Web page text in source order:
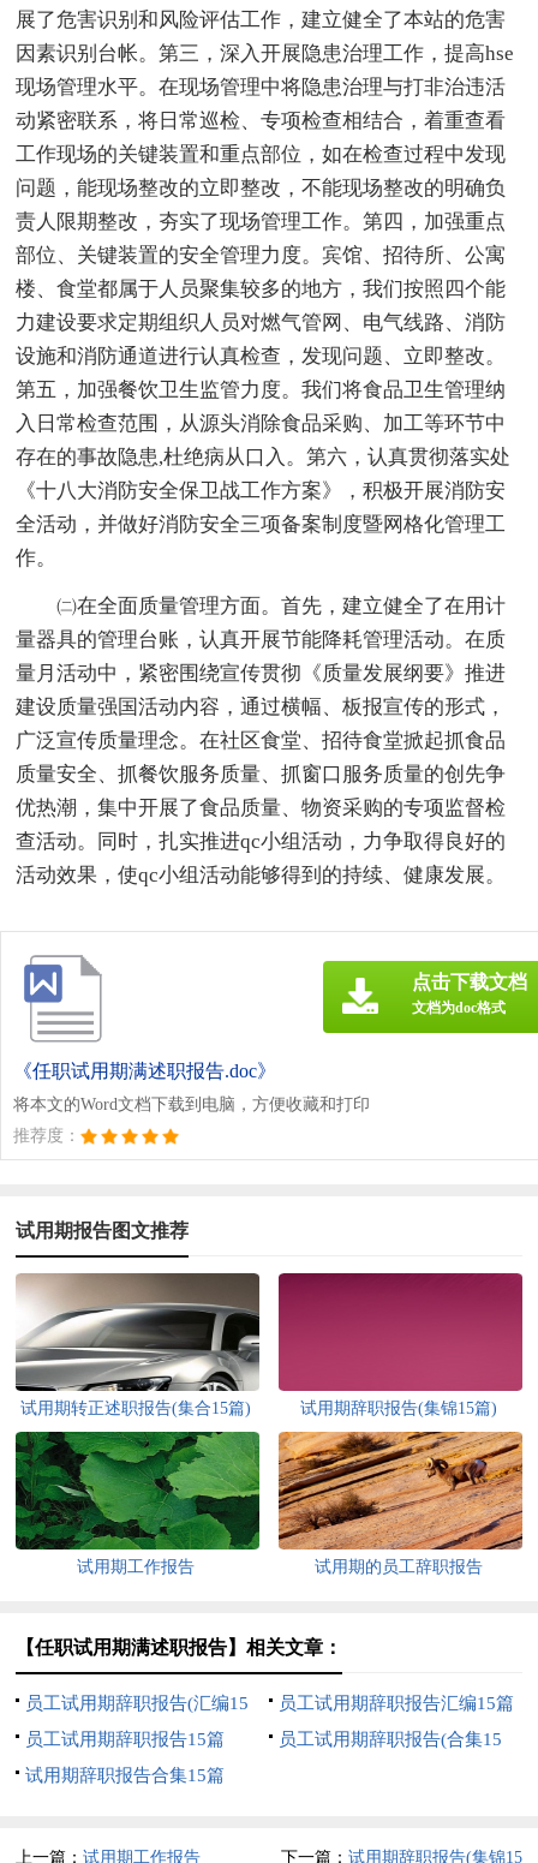
展了危害识别和风险评估工作，建立健全了本站的危害
因素识别台帐。第三，深入开展隐患治理工作，提高hse
现场管理水平。在现场管理中将隐患治理与打非治违活
动紧密联系，将日常巡检、专项检查相结合，着重查看
工作现场的关键装置和重点部位，如在检查过程中发现
问题，能现场整改的立即整改，不能现场整改的明确负
责人限期整改，夯实了现场管理工作。第四，加强重点
部位、关键装置的安全管理力度。宾馆、招待所、公寓
楼、食堂都属于人员聚集较多的地方，我们按照四个能
力建设要求定期组织人员对燃气管网、电气线路、消防
设施和消防通道进行认真检查，发现问题、立即整改。
第五，加强餐饮卫生监管力度。我们将食品卫生管理纳
入日常检查范围，从源头消除食品采购、加工等环节中
存在的事故隐患,杜绝病从口入。第六，认真贯彻落实处
《十八大消防安全保卫战工作方案》，积极开展消防安
全活动，并做好消防安全三项备案制度暨网格化管理工
作。
㈡在全面质量管理方面。首先，建立健全了在用计
量器具的管理台账，认真开展节能降耗管理活动。在质
量月活动中，紧密围绕宣传贯彻《质量发展纲要》推进
建设质量强国活动内容，通过横幅、板报宣传的形式，
广泛宣传质量理念。在社区食堂、招待食堂掀起抓食品
质量安全、抓餐饮服务质量、抓窗口服务质量的创先争
优热潮，集中开展了食品质量、物资采购的专项监督检
查活动。同时，扎实推进qc小组活动，力争取得良好的
活动效果，使qc小组活动能够得到的持续、健康发展。
《任职试用期满述职报告.doc》
将本文的Word文档下载到电脑，方便收藏和打印
推荐度：
点击下载文档
文档为doc格式
试用期报告图文推荐
试用期转正述职报告(集合15篇) 试用期辞职报告(集锦15篇)
试用期工作报告 试用期的员工辞职报告
【任职试用期满述职报告】相关文章：
员工试用期辞职报告(汇编15
篇)
员工试用期辞职报告汇编15篇
员工试用期辞职报告15篇
员工试用期辞职报告(合集15
试用期辞职报告合集15篇
上一篇：试用期工作报告 下一篇： 试用期辞职报告(集锦15